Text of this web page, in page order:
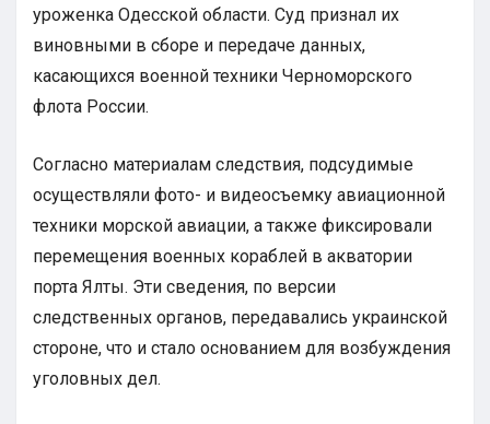
уроженка Одесской области. Суд признал их
виновными в сборе и передаче данных,
касающихся военной техники Черноморского
флота России.
Согласно материалам следствия, подсудимые
осуществляли фото- и видеосъемку авиационной
техники морской авиации, а также фиксировали
перемещения военных кораблей в акватории
порта Ялты. Эти сведения, по версии
следственных органов, передавались украинской
стороне, что и стало основанием для возбуждения
уголовных дел.